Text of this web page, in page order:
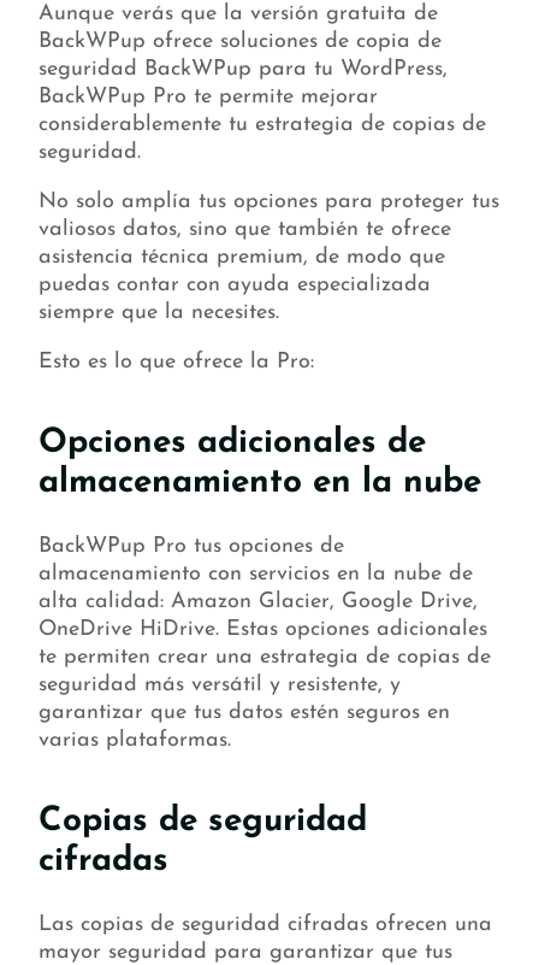
Aunque verás que la versión gratuita de
BackWPup ofrece soluciones de copia de
seguridad BackWPup para tu WordPress,
BackWPup Pro te permite mejorar
considerablemente tu estrategia de copias de
seguridad.
No solo amplía tus opciones para proteger tus
valiosos datos, sino que también te ofrece
asistencia técnica premium, de modo que
puedas contar con ayuda especializada
siempre que la necesites.
Esto es lo que ofrece la Pro:
Opciones adicionales de
almacenamiento en la nube
BackWPup Pro tus opciones de
almacenamiento con servicios en la nube de
alta calidad: Amazon Glacier, Google Drive,
OneDrive HiDrive. Estas opciones adicionales
te permiten crear una estrategia de copias de
seguridad más versátil y resistente, y
garantizar que tus datos estén seguros en
varias plataformas.
Copias de seguridad
cifradas
Las copias de seguridad cifradas ofrecen una
mayor seguridad para garantizar que tus